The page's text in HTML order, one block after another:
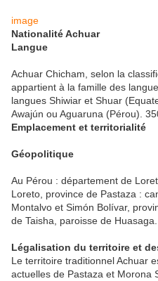
image
Nationalité Achuar
Langue
Achuar Chicham, selon la
appartient à la famille des
langues Shiwiar et Shuar
Awajún ou Aguaruna (Pérou).
Emplacement et territorialité
Géopolitique
Au Pérou : département de
Loreto, province de Pastaza :
Montalvo et Simón Bolívar,
de Taisha, paroisse de Huasaga.
Légalisation du territoire et
Le territoire traditionnel Achuar
actuelles de Pastaza et Morona